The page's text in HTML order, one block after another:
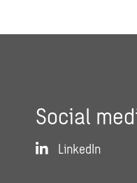
Social
LinkedIn